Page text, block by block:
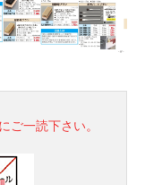
ご一読下さい。